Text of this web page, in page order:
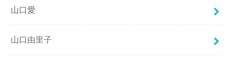
山口愛
山口由里子